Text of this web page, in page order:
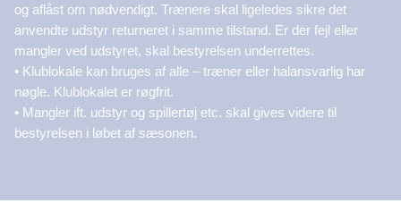
og aflåst om nødvendigt. Trænere skal ligeledes sikre det
anvendte udstyr returneret i samme tilstand. Er der fejl eller
mangler ved udstyret, skal bestyrelsen underrettes.
• Klublokale kan bruges af alle – træner eller halansvarlig har
nøgle. Klublokalet er røgfrit.
• Mangler ift. udstyr og spillertøj etc. skal gives videre til
bestyrelsen i løbet af sæsonen.